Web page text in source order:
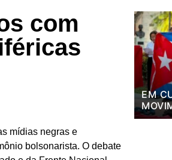
com
mídias negras e
bolsonarista. O debate
EM